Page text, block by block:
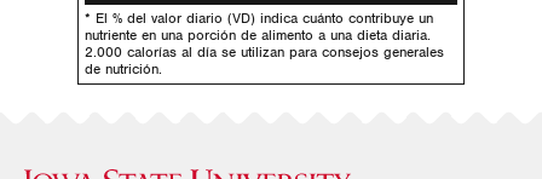
* El % del valor diario (VD) indica cuánto contribuye un
nutriente en una porción de alimento a una dieta diaria.
2.000 calorías al día se utilizan para consejos generales
de nutrición.